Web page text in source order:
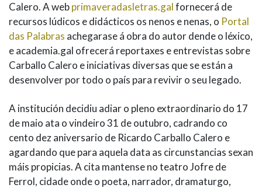
Calero. A webprimaveradasletras.galfornecerá de
recursos lúdicos e didácticos os nenos e nenas, o Portal
das Palabras achegarase á obra do autor dende o léxico,
e academia.gal ofrecerá reportaxes e entrevistas sobre
Carballo Calero e iniciativas diversas que se están a
desenvolver por todo o país para revivir o seu legado.
A institución decidiu adiar o pleno extraordinario do 17
de maio ata o vindeiro 31 de outubro, cadrando co
cento dez aniversario de Ricardo Carballo Calero e
agardando que para aquela data as circunstancias sexan
máis propicias. A cita mantense no teatro Jofre de
Ferrol, cidade onde o poeta, narrador, dramaturgo,